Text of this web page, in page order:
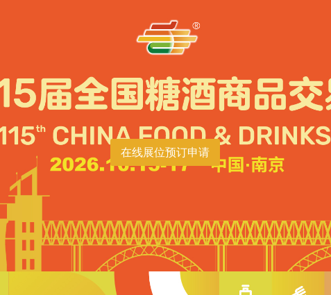
在线展位预订申请